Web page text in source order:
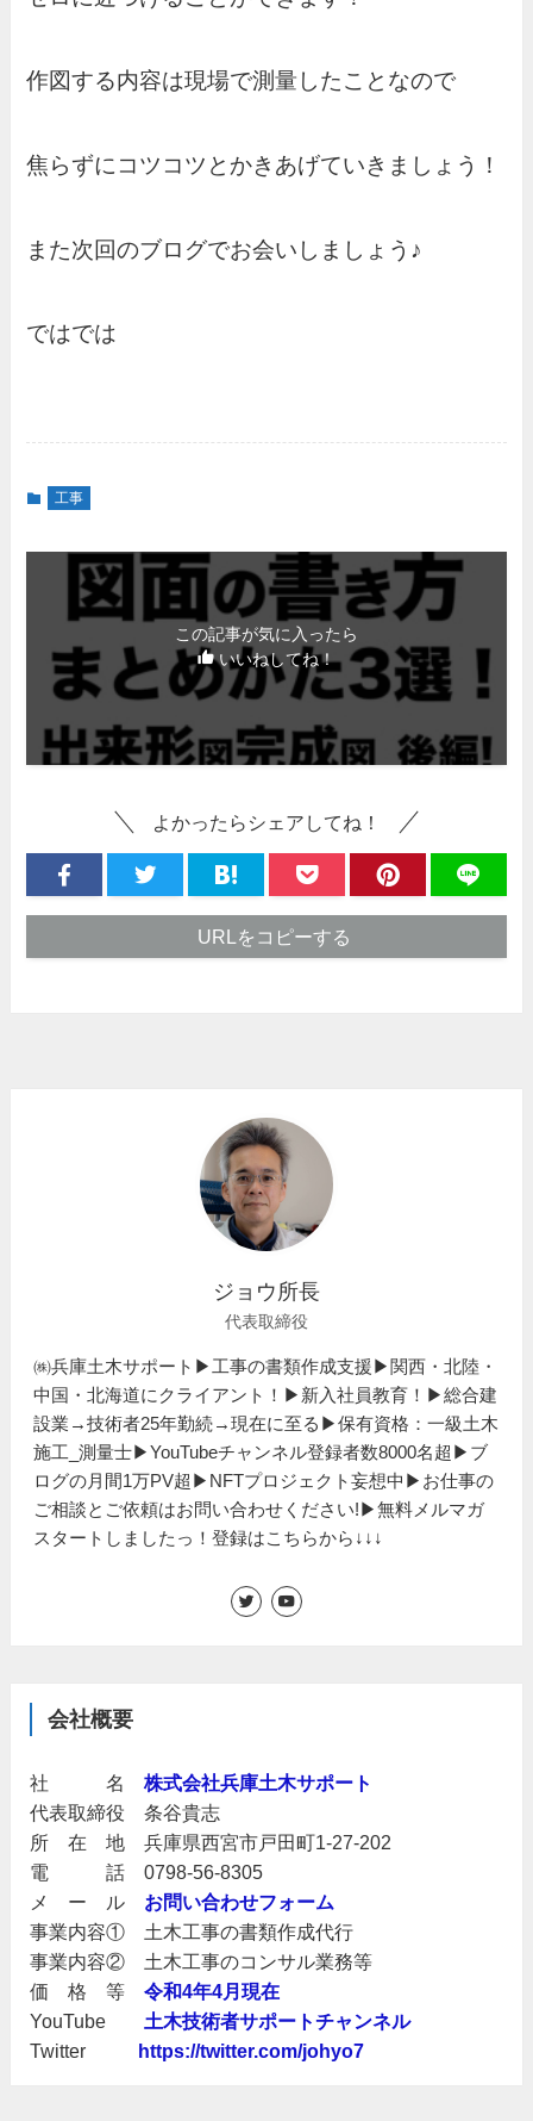
作図する内容は現場で測量したことなので
焦らずにコツコツとかきあげていきましょう！
また次回のブログでお会いしましょう♪
ではでは
工事
この記事が気に入ったら
いいねしてね！
よかったらシェアしてね！
URLをコピーする
ジョウ所長
代表取締役
㈱兵庫土木サポート▶工事の書類作成支援▶関西・北陸・
中国・北海道にクライアント！▶新入社員教育！▶総合建
設業→技術者25年勤続→現在に至る▶保有資格：一級土木
施工_測量士▶YouTubeチャンネル登録者数8000名超▶ブ
ログの月間1万PV超▶NFTプロジェクト妄想中▶お仕事の
ご相談とご依頼はお問い合わせください!▶無料メルマガ
スタートしましたっ！登録はこちらから↓↓↓
会社概要
社 名 株式会社兵庫土木サポート
代表取締役 条谷貴志
所 在 地 兵庫県西宮市戸田町1-27-202
電 話 0798-56-8305
メ ー ル お問い合わせフォーム
事業内容① 土木工事の書類作成代行
事業内容② 土木工事のコンサル業務等
価 格 等 令和4年4月現在
YouTube 土木技術者サポートチャンネル
Twitter https://twitter.com/johyo7